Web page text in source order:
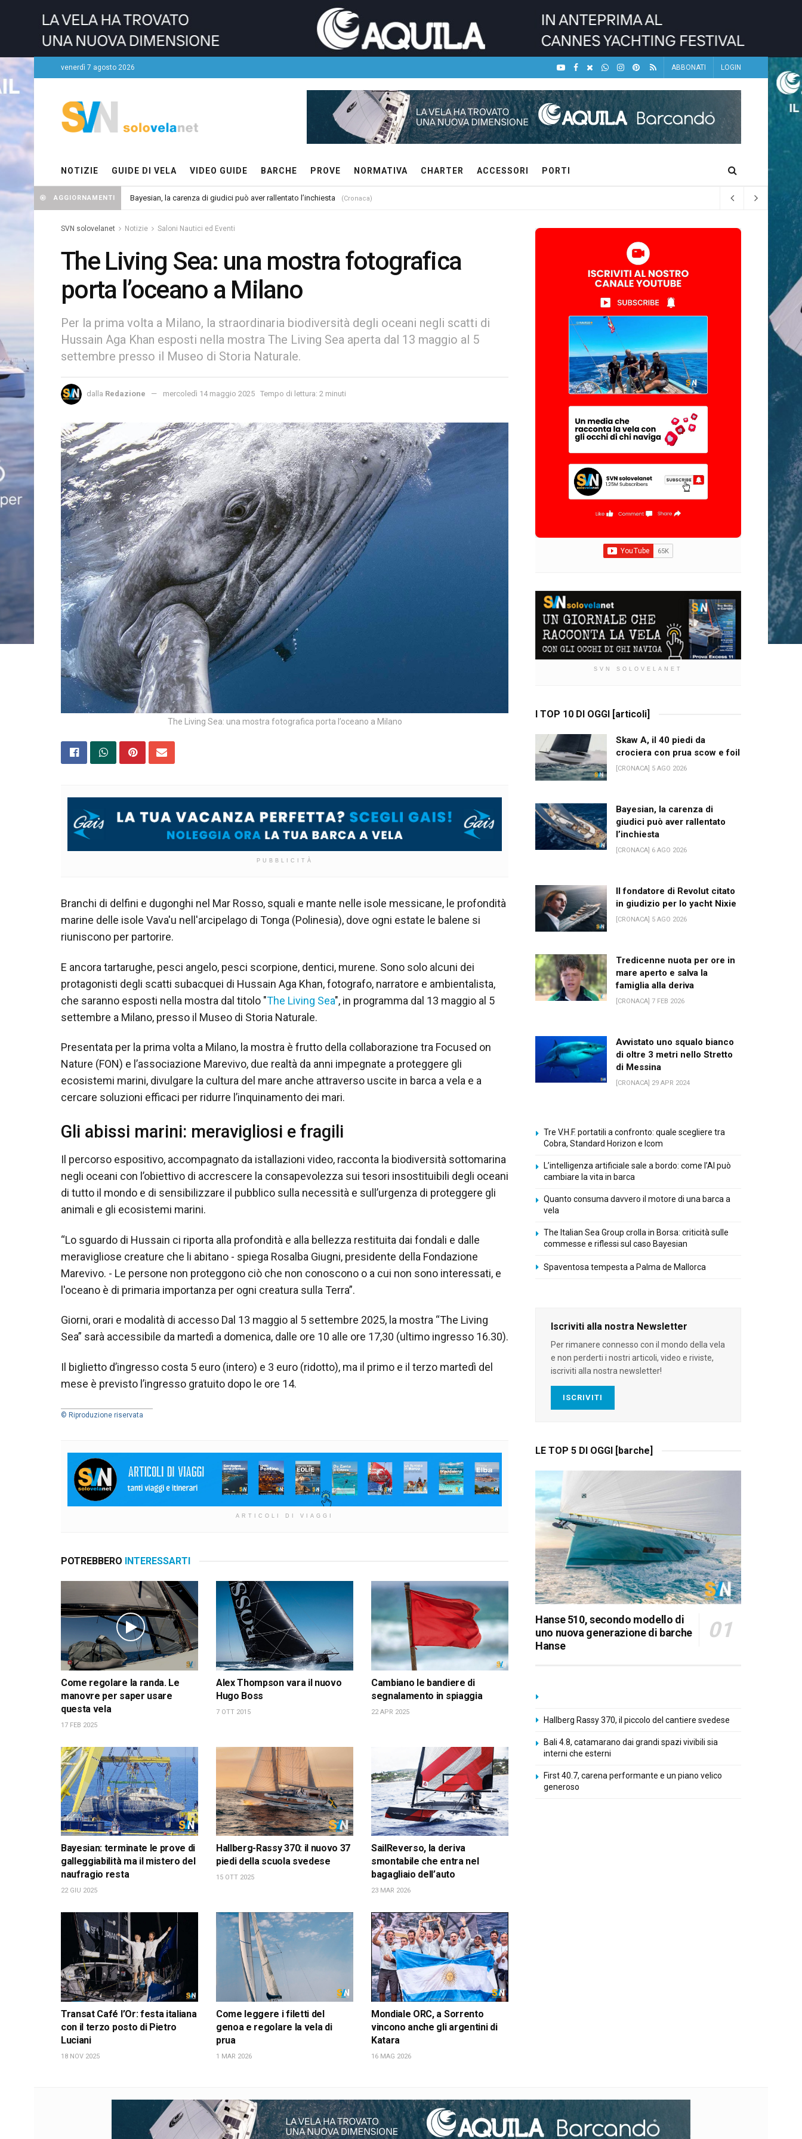
venerdì 7 agosto 2026 ABBONATI LOGIN
NOTIZIE GUIDE DI VELA VIDEO GUIDE BARCHE PROVE NORMATIVA CHARTER ACCESSORI PORTI
AGGIORNAMENTI Bayesian, la carenza di giudici può aver rallentato l’inchiesta (Cronaca)
SVN solovelanet Notizie Saloni Nautici ed Eventi
The Living Sea: una mostra fotografica
porta l’oceano a Milano
Per la prima volta a Milano, la straordinaria biodiversità degli oceani negli scatti di
Hussain Aga Khan esposti nella mostra The Living Sea aperta dal 13 maggio al 5
settembre presso il Museo di Storia Naturale.
dalla Redazione mercoledì 14 maggio 2025 Tempo di lettura: 2 minuti
The Living Sea: una mostra fotografica porta l’oceano a Milano
PUBBLICITÀ
Branchi di delfini e dugonghi nel Mar Rosso, squali e mante nelle isole messicane, le profondità
marine delle isole Vava'u nell'arcipelago di Tonga (Polinesia), dove ogni estate le balene si
riuniscono per partorire.
E ancora tartarughe, pesci angelo, pesci scorpione, dentici, murene. Sono solo alcuni dei
protagonisti degli scatti subacquei di Hussain Aga Khan, fotografo, narratore e ambientalista,
che saranno esposti nella mostra dal titolo "The Living Sea", in programma dal 13 maggio al 5
settembre a Milano, presso il Museo di Storia Naturale.
Presentata per la prima volta a Milano, la mostra è frutto della collaborazione tra Focused on
Nature (FON) e l’associazione Marevivo, due realtà da anni impegnate a proteggere gli
ecosistemi marini, divulgare la cultura del mare anche attraverso uscite in barca a vela e a
cercare soluzioni efficaci per ridurre l’inquinamento dei mari.
Gli abissi marini: meravigliosi e fragili
Il percorso espositivo, accompagnato da istallazioni video, racconta la biodiversità sottomarina
negli oceani con l’obiettivo di accrescere la consapevolezza sui tesori insostituibili degli oceani
di tutto il mondo e di sensibilizzare il pubblico sulla necessità e sull’urgenza di proteggere gli
animali e gli ecosistemi marini.
“Lo sguardo di Hussain ci riporta alla profondità e alla bellezza restituita dai fondali e dalle
meravigliose creature che li abitano - spiega Rosalba Giugni, presidente della Fondazione
Marevivo. - Le persone non proteggono ciò che non conoscono o a cui non sono interessati, e
l'oceano è di primaria importanza per ogni creatura sulla Terra”.
Giorni, orari e modalità di accesso Dal 13 maggio al 5 settembre 2025, la mostra “The Living
Sea” sarà accessibile da martedì a domenica, dalle ore 10 alle ore 17,30 (ultimo ingresso 16.30).
Il biglietto d’ingresso costa 5 euro (intero) e 3 euro (ridotto), ma il primo e il terzo martedì del
mese è previsto l’ingresso gratuito dopo le ore 14.
© Riproduzione riservata
ARTICOLI DI VIAGGI
POTREBBERO INTERESSARTI
Come regolare la randa. Le
manovre per saper usare
questa vela
17 FEB 2025
Alex Thompson vara il nuovo
Hugo Boss
7 OTT 2015
Cambiano le bandiere di
segnalamento in spiaggia
22 APR 2025
Bayesian: terminate le prove di
galleggiabilità ma il mistero del
naufragio resta
22 GIU 2025
Hallberg-Rassy 370: il nuovo 37
piedi della scuola svedese
15 OTT 2025
SailReverso, la deriva
smontabile che entra nel
bagagliaio dell’auto
23 MAR 2026
Transat Café l’Or: festa italiana
con il terzo posto di Pietro
Luciani
18 NOV 2025
Come leggere i filetti del
genoa e regolare la vela di
prua
1 MAR 2026
Mondiale ORC, a Sorrento
vincono anche gli argentini di
Katara
16 MAG 2026
SVN SOLOVELANET
I TOP 10 DI OGGI [articoli]
Skaw A, il 40 piedi da
crociera con prua scow e foil
[CRONACA] 5 AGO 2026
Bayesian, la carenza di
giudici può aver rallentato
l’inchiesta
[CRONACA] 6 AGO 2026
Il fondatore di Revolut citato
in giudizio per lo yacht Nixie
[CRONACA] 5 AGO 2026
Tredicenne nuota per ore in
mare aperto e salva la
famiglia alla deriva
[CRONACA] 7 FEB 2026
Avvistato uno squalo bianco
di oltre 3 metri nello Stretto
di Messina
[CRONACA] 29 APR 2024
Tre V.H.F. portatili a confronto: quale scegliere tra
Cobra, Standard Horizon e Icom
L’intelligenza artificiale sale a bordo: come l’AI può
cambiare la vita in barca
Quanto consuma davvero il motore di una barca a
vela
The Italian Sea Group crolla in Borsa: criticità sulle
commesse e riflessi sul caso Bayesian
Spaventosa tempesta a Palma de Mallorca
Iscriviti alla nostra Newsletter
Per rimanere connesso con il mondo della vela
e non perderti i nostri articoli, video e riviste,
iscriviti alla nostra newsletter!
ISCRIVITI
LE TOP 5 DI OGGI [barche]
Hanse 510, secondo modello di
uno nuova generazione di barche
Hanse
Hallberg Rassy 370, il piccolo del cantiere svedese
Bali 4.8, catamarano dai grandi spazi vivibili sia
interni che esterni
First 40.7, carena performante e un piano velico
generoso